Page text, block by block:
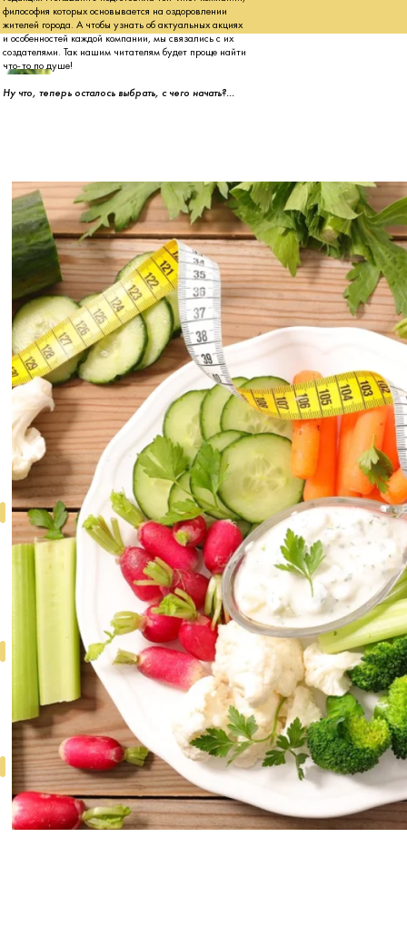
философия которых основывается на оздоровлении
жителей города. А чтобы узнать об актуальных акциях
и особенностей каждой компании, мы связались с их
создателями. Так нашим читателям будет проще найти
что-то по душе!
Ну что, теперь осталось выбрать, с чего начать?...
ОСНОВЫ
ЗДОРОВОГО
ОБРАЗА ЖИЗНИ
БАННЫЙ
КОМПЛЕКС
ПИТАНИЕ